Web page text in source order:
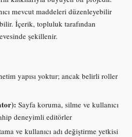
mevcut maddeleri düzenleyebilir
İçerik, topluluk tarafından
şekillenir.
yapısı yoktur; ancak belirli roller
Sayfa koruma, silme ve kullanıcı
deneyimli editörler
ve kullanıcı adı değiştirme yetkisi